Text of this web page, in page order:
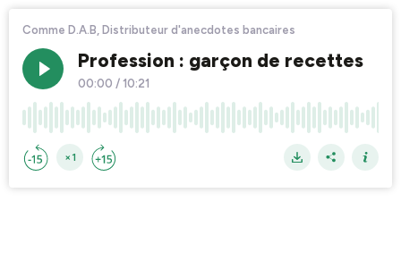
Comme D.A.B, Distributeur d'anecdotes bancaires
Profession : garçon de recettes
00:00 / 10:21
×1